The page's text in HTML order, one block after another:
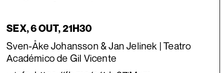
SEX, 6 OUT, 21H30
Sven-Åke Johansson & Jan Jelinek | Teatro
Académico de Gil Vicente